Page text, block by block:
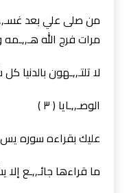
من صلى علي بعد
مرات فرج الله
لا تلتـ,,ـهون
الوصـ,,ـايا ( ٣ )
عليك بقراءه سوره يس
ما قراءها جائـ,,ـع إلا